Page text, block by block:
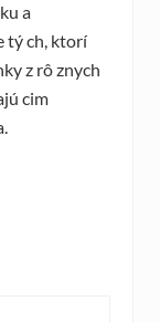
a
tý ch, ktorí
z rô znych
cim